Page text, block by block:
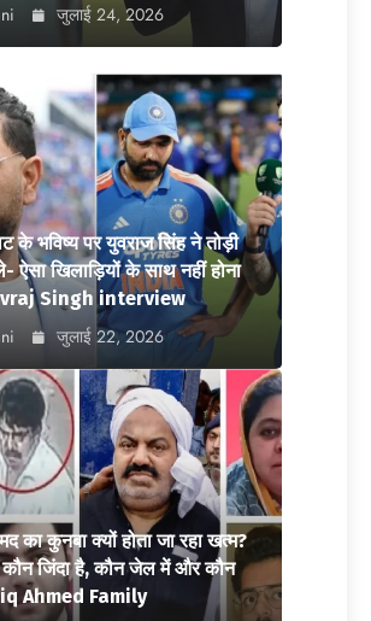
जुलाई 24, 2026
के भविष्य पर युवराज सिंह ने तोड़ी
ऐसा खिलाड़ियों के साथ नहीं होना
Singh interview
जुलाई 22, 2026
का कुनबा क्यों होता जा रहा खत्म?
कौन जिंदा है, कौन जेल में और कौन
Ahmed Family